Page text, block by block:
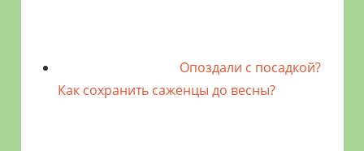
Опоздали с посадкой?
Как сохранить саженцы до весны?